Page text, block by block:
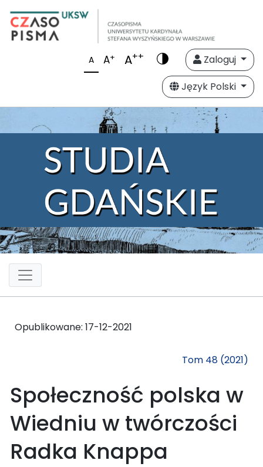
A A+ A++
Zaloguj
Język Polski
Opublikowane: 17-12-2021
Tom 48 (2021)
Społeczność polska w
Wiedniu w twórczości
Radka Knappa